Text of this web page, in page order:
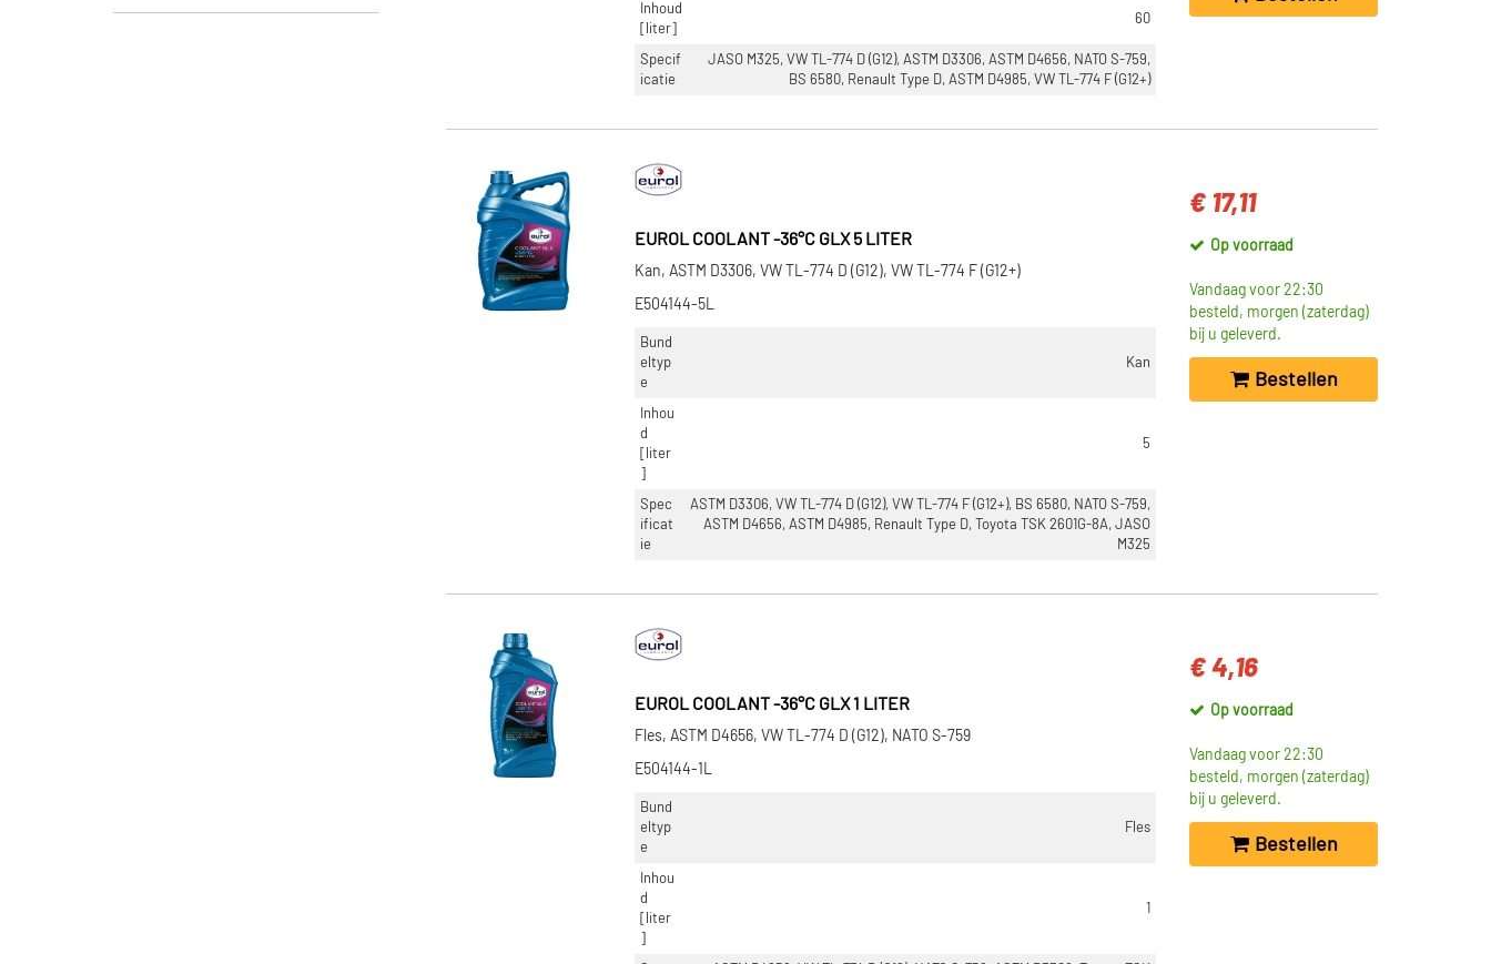
Inhoud
[liter]
60
Specif
icatie
JASO M325, VW TL-774 D (G12), ASTM D3306, ASTM D4656, NATO S-759,
BS 6580, Renault Type D, ASTM D4985, VW TL-774 F (G12+)
EUROL COOLANT -36°C GLX 5 LITER
Kan, ASTM D3306, VW TL-774 D (G12), VW TL-774 F (G12+)
E504144-5L
Bund
eltyp
e
Kan
Inhou
d
[liter
5
Spec
ificat
ie
ASTM D3306, VW TL-774 D (G12), VW TL-774 F (G12+), BS 6580, NATO S-759,
ASTM D4656, ASTM D4985, Renault Type D, Toyota TSK 2601G-8A, JASO
M325
€ 17,11
Op voorraad
Vandaag voor 22:30
besteld, morgen (zaterdag)
bij u geleverd.
Bestellen
EUROL COOLANT -36°C GLX 1 LITER
Fles, ASTM D4656, VW TL-774 D (G12), NATO S-759
E504144-1L
Bund
eltyp
e
Fles
Inhou
d
[liter
1
€ 4,16
Op voorraad
Vandaag voor 22:30
besteld, morgen (zaterdag)
bij u geleverd.
Bestellen